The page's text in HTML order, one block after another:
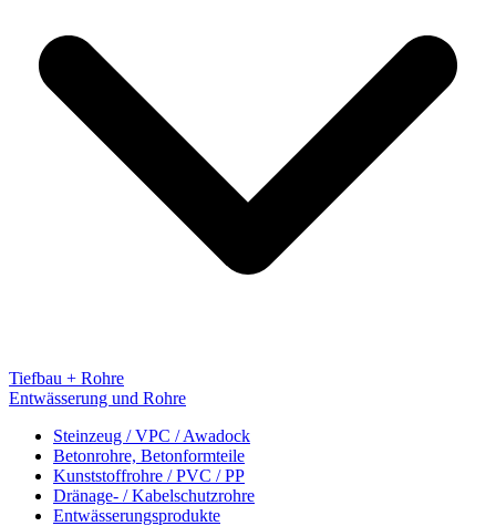
Tiefbau + Rohre
Entwässerung und Rohre
Steinzeug / VPC / Awadock
Betonrohre, Betonformteile
Kunststoffrohre / PVC / PP
Dränage- / Kabelschutzrohre
Entwässerungsprodukte